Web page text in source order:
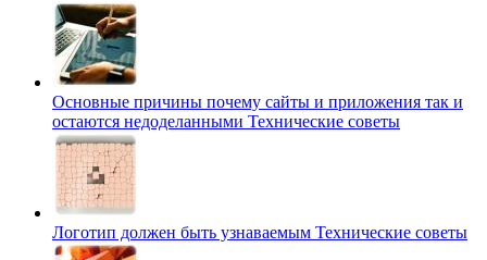
Основные причины почему сайты и приложения так и
остаются недоделанными Технические советы
Логотип должен быть узнаваемым Технические советы